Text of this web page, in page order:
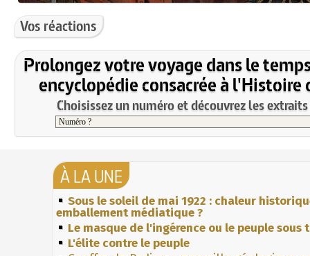
Vos réactions
Prolongez votre voyage dans le
encyclopédie consacrée à l'Histoire
Choisissez un numéro et découvrez les
À LA UNE
Sous le soleil de mai 1922 : chaleur
emballement médiatique ?
Le masque de l'ingérence ou le peuple sous
L'élite contre le peuple